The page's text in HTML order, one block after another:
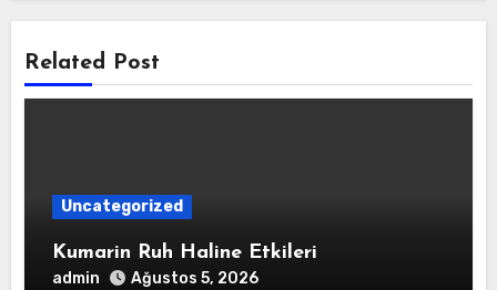
Related Post
Uncategorized
Kumarin Ruh Haline Etkileri
admin Ağustos 5, 2026